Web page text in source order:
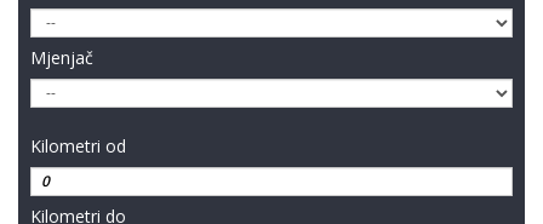
Mjenjač
Kilometri od
Kilometri do